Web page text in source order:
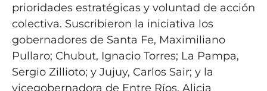
prioridades estratégicas y voluntad de acción
colectiva. Suscribieron la iniciativa los
gobernadores de Santa Fe, Maximiliano
Pullaro; Chubut, Ignacio Torres; La Pampa,
Sergio Zillioto; y Jujuy, Carlos Sair; y la
vicegobernadora de Entre Ríos, Alicia